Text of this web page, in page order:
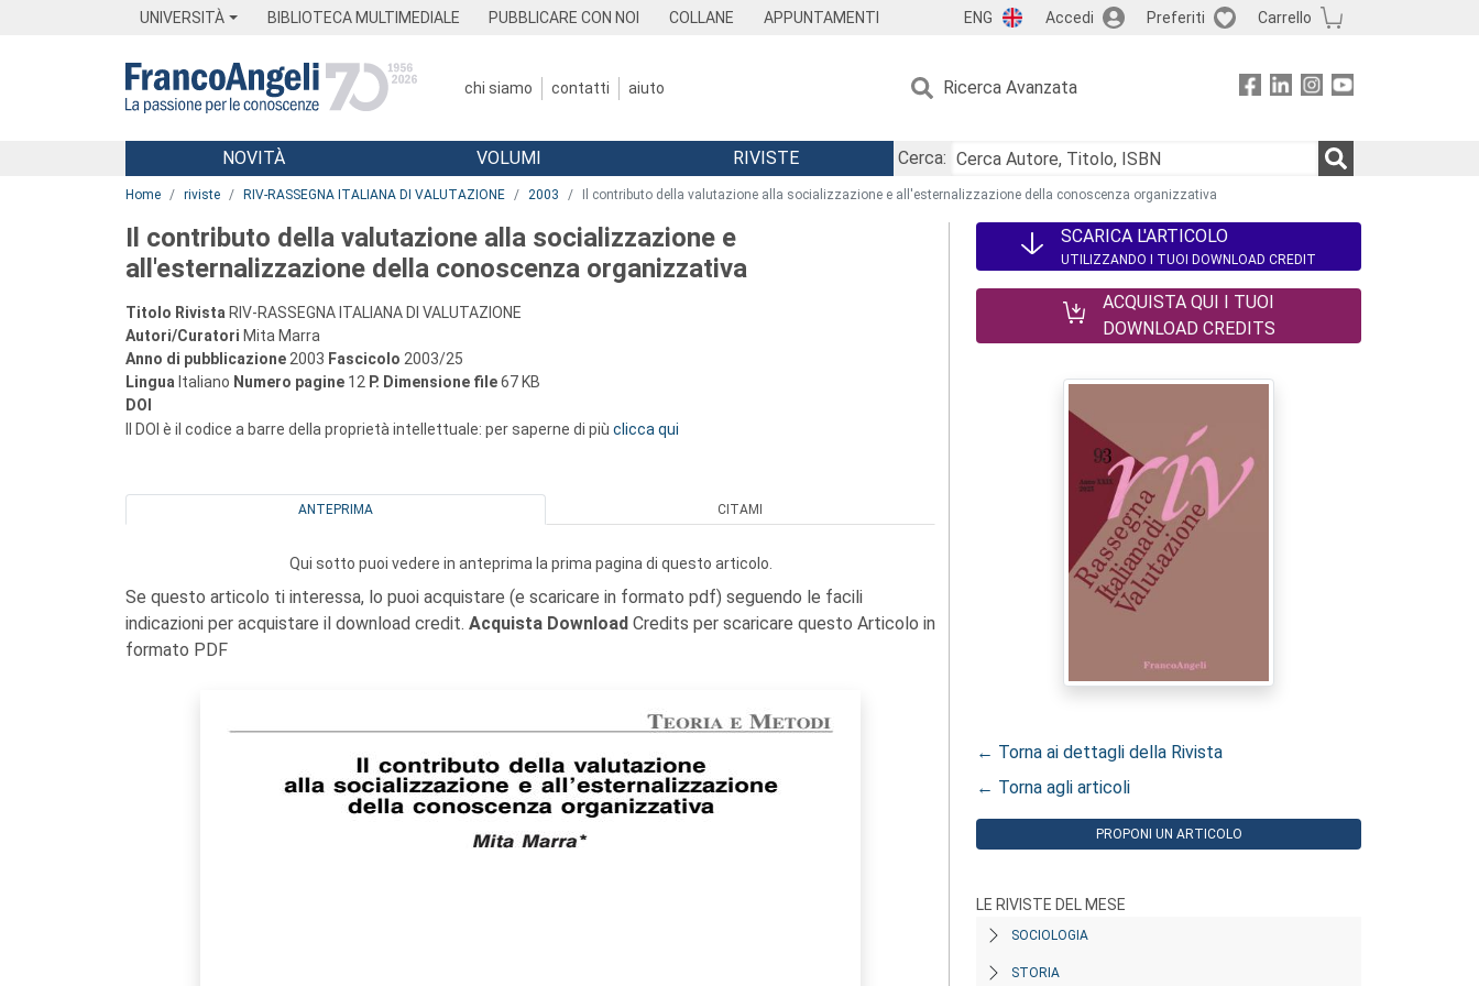
UNIVERSITÀ BIBLIOTECA MULTIMEDIALE PUBBLICARE CON NOI COLLANE APPUNTAMENTI ENG Accedi Preferiti Carrello
chi siamo contatti aiuto Ricerca Avanzata
Menu
NOVITÀ VOLUMI RIVISTE
Cerca:
Home riviste RIV-RASSEGNA ITALIANA DI VALUTAZIONE 2003 Il contributo della valutazione alla socializzazione e all'esternalizzazione della conoscenza organizzativa
Il contributo della valutazione alla socializzazione e
all'esternalizzazione della conoscenza organizzativa
Titolo Rivista RIV-RASSEGNA ITALIANA DI VALUTAZIONE
Autori/Curatori Mita Marra
Anno di pubblicazione 2003 Fascicolo 2003/25
Lingua Italiano Numero pagine 12 P. Dimensione file67 KB
DOI
Il DOI è il codice a barre della proprietà intellettuale: per saperne di più clicca qui
ANTEPRIMA CITAMI
Qui sotto puoi vedere in anteprima la prima pagina di questo articolo.
Se questo articolo ti interessa, lo puoi acquistare (e scaricare in formato pdf) seguendo le facili
indicazioni per acquistare il download credit. Acquista Download Credits per scaricare questo Articolo in
formato PDF
SCARICA L'ARTICOLO
UTILIZZANDO I TUOI DOWNLOAD CREDIT
ACQUISTA QUI I TUOI
DOWNLOAD CREDITS
← Torna ai dettagli della Rivista
← Torna agli articoli
PROPONI UN ARTICOLO
LE RIVISTE DEL MESE
SOCIOLOGIA
STORIA